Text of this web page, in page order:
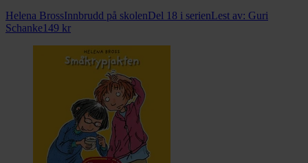
Helena BrossInnbrudd på skolenDel 18 i serienLest av: Guri
Schanke149 kr